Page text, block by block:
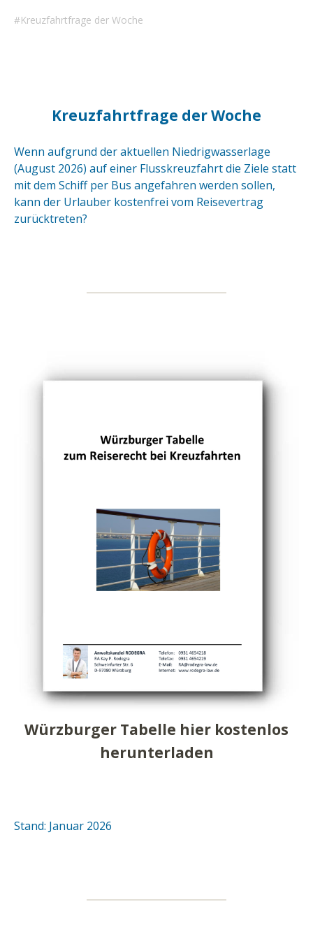
Kreuzfahrtfrage der Woche
Kreuzfahrtfrage der Woche
Wenn aufgrund der aktuellen Niedrigwasserlage
(August 2026) auf einer Flusskreuzfahrt die Ziele statt
mit dem Schiff per Bus angefahren werden sollen,
kann der Urlauber kostenfrei vom Reisevertrag
zurücktreten?
Würzburger Tabelle hier kostenlos
herunterladen
Stand: Januar 2026